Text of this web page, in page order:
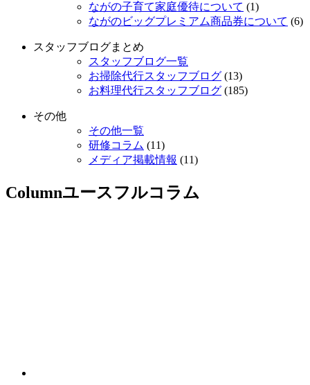
ながの子育て家庭優待について (1)
ながのビッグプレミアム商品券について (6)
スタッフブログまとめ
スタッフブログ一覧
お掃除代行スタッフブログ (13)
お料理代行スタッフブログ (185)
その他
その他一覧
研修コラム (11)
メディア掲載情報 (11)
Columnユースフルコラム